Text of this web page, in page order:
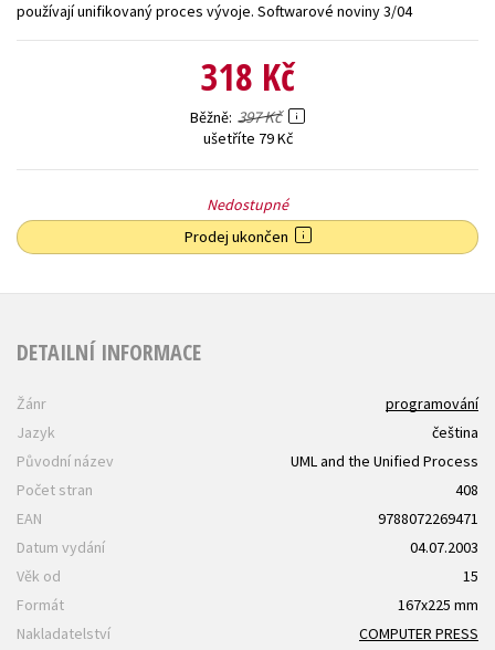
používají unifikovaný proces vývoje. Softwarové noviny 3/04
318 Kč
Běžně 397 Kč
ušetříte 79 Kč
Nedostupné
Prodej ukončen
DETAILNÍ INFORMACE
Žánr
programování
Jazyk
čeština
Původní název
UML and the Unified Process
Počet stran
408
EAN
9788072269471
Datum vydání
04.07.2003
Věk od
15
Formát
167x225 mm
Nakladatelství
COMPUTER PRESS